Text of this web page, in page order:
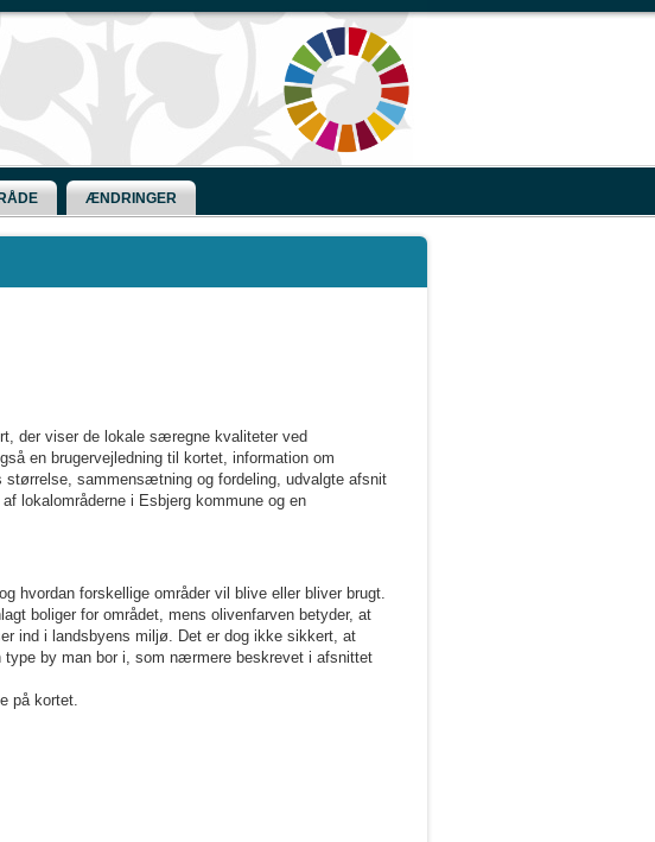
ÆNDRINGER
der viser de lokale særegne kvaliteter ved
en brugervejledning til kortet, information om
størrelse, sammensætning og fordeling, udvalgte afsnit
lokalområderne i Esbjerg kommune og en
hvordan forskellige områder vil blive eller bliver brugt.
boliger for området, mens olivenfarven betyder, at
ind i landsbyens miljø. Det er dog ikke sikkert, at
by man bor i, som nærmere beskrevet i afsnittet
på kortet.